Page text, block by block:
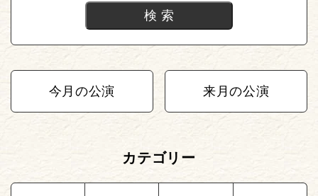
今月の公演 来月の公演
カテゴリー